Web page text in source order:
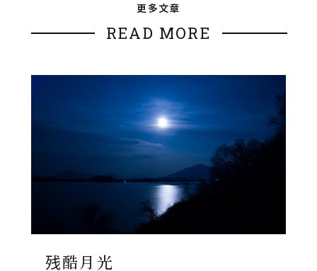
更多文章
READ MORE
残酷月光